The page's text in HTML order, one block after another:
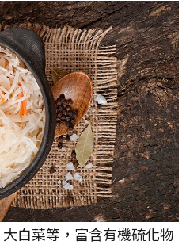
白菜等，富含有機硫化物